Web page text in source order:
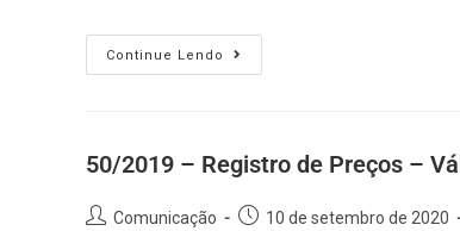
Continue Lendo
50/2019 – Registro de Preços –
Comunicação 10 de setembro de 2020